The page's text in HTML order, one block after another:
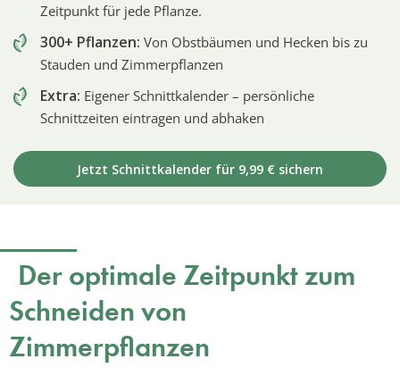
Zeitpunkt für jede Pflanze.
300+ Pflanzen: Von Obstbäumen und Hecken bis zu
Stauden und Zimmerpflanzen
Extra: Eigener Schnittkalender – persönliche
Schnittzeiten eintragen und abhaken
Jetzt Schnittkalender für 9,99 € sichern
Der optimale Zeitpunkt zum
Schneiden von
Zimmerpflanzen